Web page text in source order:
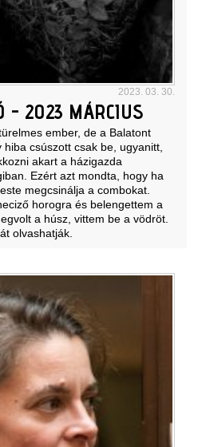
2023. 03. 30.
- 2023 MÁRCIUS
ember, de a Balatont
csúszott csak be, ugyanitt,
akart a házigazda
Ezért azt mondta, hogy ha
megcsinálja a combokat.
horogra és belengettem a
a húsz, vittem be a vödröt.
olvashatják.